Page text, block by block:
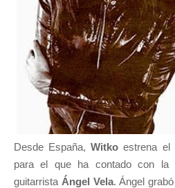
Desde España,Witko estrena el
para el que ha contado con la
guitarrista Ángel Vela. Ángel